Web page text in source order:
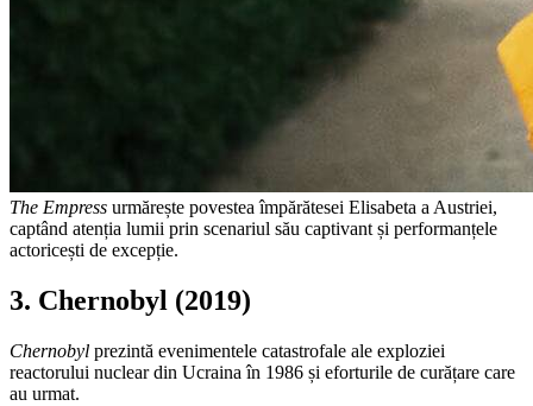
The Empress urmărește povestea împărătesei Elisabeta a Austriei,
captând atenția lumii prin scenariul său captivant și performanțele
actoricești de excepție.
3. Chernobyl (2019)
Chernobyl prezintă evenimentele catastrofale ale exploziei
reactorului nuclear din Ucraina în 1986 și eforturile de curățare care
au urmat.